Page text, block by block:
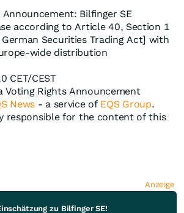
Announcement: Bilfinger SE
according to Article 40, Section 1
Securities Trading Act] with
wide distribution
CET/CEST
Voting Rights Announcement
News - a service of EQS Group.
responsible for the content of this
Anzeige
zu Bilfinger SE!